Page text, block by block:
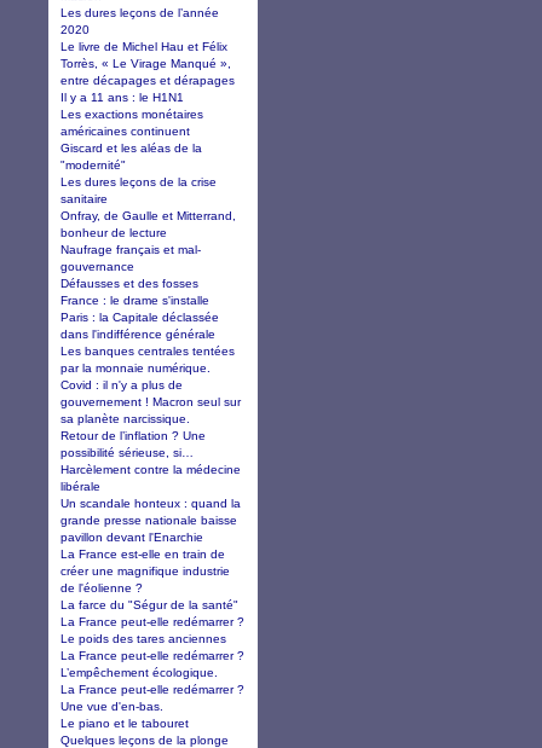
Les dures leçons de l’année
2020
Le livre de Michel Hau et Félix
Torrès, « Le Virage Manqué »,
entre décapages et dérapages
Il y a 11 ans : le H1N1
Les exactions monétaires
américaines continuent
Giscard et les aléas de la
"modernité"
Les dures leçons de la crise
sanitaire
Onfray, de Gaulle et Mitterrand,
bonheur de lecture
Naufrage français et mal-
gouvernance
Défausses et des fosses
France : le drame s'installe
Paris : la Capitale déclassée
dans l'indifférence générale
Les banques centrales tentées
par la monnaie numérique.
Covid : il n'y a plus de
gouvernement ! Macron seul sur
sa planète narcissique.
Retour de l’inflation ? Une
possibilité sérieuse, si…
Harcèlement contre la médecine
libérale
Un scandale honteux : quand la
grande presse nationale baisse
pavillon devant l'Enarchie
La France est-elle en train de
créer une magnifique industrie
de l'éolienne ?
La farce du "Ségur de la santé"
La France peut-elle redémarrer ?
Le poids des tares anciennes
La France peut-elle redémarrer ?
L’empêchement écologique.
La France peut-elle redémarrer ?
Une vue d'en-bas.
Le piano et le tabouret
Quelques leçons de la plonge